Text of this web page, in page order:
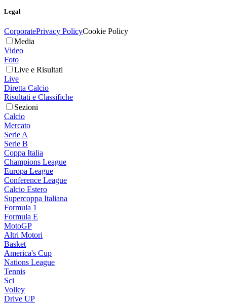
Legal
CorporatePrivacy PolicyCookie Policy
Media
Video
Foto
Live e Risultati
Live
Diretta Calcio
Risultati e Classifiche
Sezioni
Calcio
Mercato
Serie A
Serie B
Coppa Italia
Champions League
Europa League
Conference League
Calcio Estero
Supercoppa Italiana
Formula 1
Formula E
MotoGP
Altri Motori
Basket
America's Cup
Nations League
Tennis
Sci
Volley
Drive UP